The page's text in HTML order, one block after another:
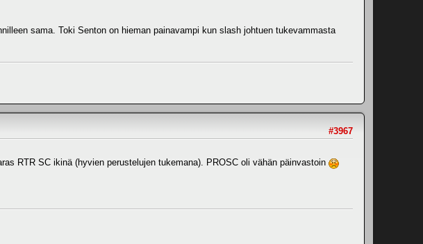
sama. Toki Senton on hieman painavampi kun slash johtuen tukevammasta
#3967
RTR SC ikinä (hyvien perustelujen tukemana). PROSC oli vähän päinvastoin